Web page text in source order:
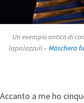
Un esempio antico di
lapislazzuli – Maschera
Accanto a me ho